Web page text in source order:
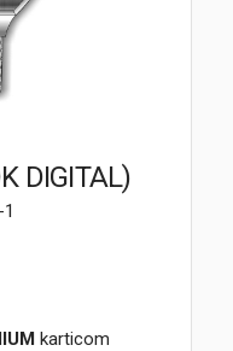
DIGITAL)
karticom